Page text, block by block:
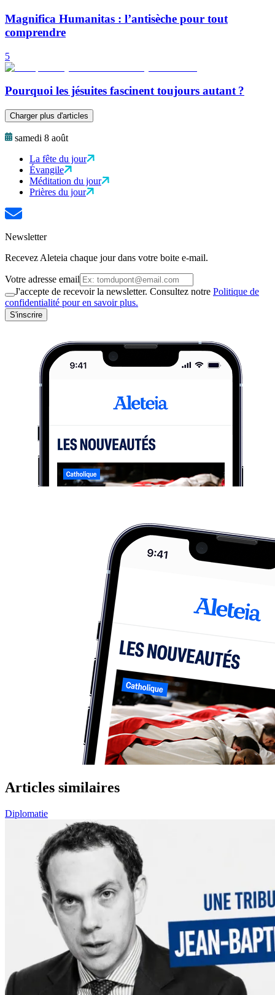
Magnifica Humanitas : l’antisèche pour tout
comprendre
5
Pourquoi les jésuites fascinent toujours autant ?
Charger plus d'articles
samedi 8 août
La fête du jour
Évangile
Méditation du jour
Prières du jour
Newsletter
Recevez Aleteia chaque jour dans votre boite e-mail.
Votre adresse email
J'accepte de recevoir la newsletter. Consultez notre Politique de
confidentialité pour en savoir plus.
S'inscrire
Articles similaires
Diplomatie